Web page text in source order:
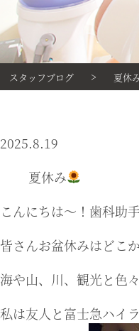
スタッフブログ > 夏休
2025.8.19
夏休み
こんにちは〜！歯科助
皆さんお盆休みはどこ
海や山、川、観光と色
私は友人と富士急ハイ